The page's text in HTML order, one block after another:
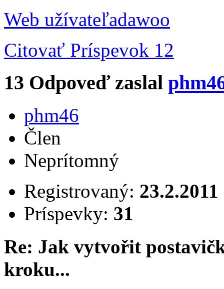
Web užívateľadawoo
Citovať Príspevok 12
13 Odpoveď zaslal
phm46
Člen
Neprítomný
Registrovaný: 23.2.2011
Príspevky: 31
Re: Jak vytvořit
kroku...